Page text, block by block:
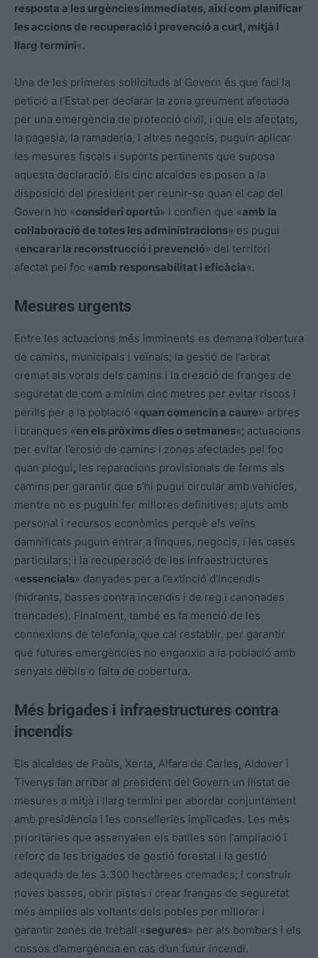
resposta a les urgències immediates, així com planificar
les accions de recuperació i prevenció a curt, mitjà i
llarg termini«.
Una de les primeres sol·licituds al Govern és que faci la
petició a l’Estat per declarar la zona greument afectada
per una emergència de protecció civil, i que els afectats,
la pagesia, la ramaderia, i altres negocis, puguin aplicar
les mesures fiscals i suports pertinents que suposa
aquesta declaració. Els cinc alcaldes es posen a la
disposició del president per reunir-se quan el cap del
Govern ho «consideri oportú» i confien que «amb la
col·laboració de totes les administracions» es pugui
«encarar la reconstrucció i prevenció» del territori
afectat pel foc «amb responsabilitat i eficàcia«.
Mesures urgents
Entre les actuacions més imminents es demana l’obertura
de camins, municipals i veïnals; la gestió de l’arbrat
cremat als vorals dels camins i la creació de franges de
seguretat de com a mínim cinc metres per evitar riscos i
perills per a la població «quan comencin a caure» arbres
i branques «en els pròxims dies o setmanes«; actuacions
per evitar l’erosió de camins i zones afectades pel foc
quan plogui; les reparacions provisionals de ferms als
camins per garantir que s’hi pugui circular amb vehicles,
mentre no es puguin fer millores definitives; ajuts amb
personal i recursos econòmics perquè els veïns
damnificats puguin entrar a finques, negocis, i les cases
particulars; i la recuperació de les infraestructures
«essencials» danyades per a l’extinció d’incendis
(hidrants, basses contra incendis i de reg i canonades
trencades). Finalment, també es fa menció de les
connexions de telefonia, que cal restablir, per garantir
que futures emergències no enganxin a la població amb
senyals dèbils o falta de cobertura.
Més brigades i infraestructures contra
incendis
Els alcaldes de Paüls, Xerta, Alfara de Carles, Aldover i
Tivenys fan arribar al president del Govern un llistat de
mesures a mitjà i llarg termini per abordar conjuntament
amb presidència i les conselleries implicades. Les més
prioritàries que assenyalen els batlles són l’ampliació i
reforç de les brigades de gestió forestal i la gestió
adequada de les 3.300 hectàrees cremades; i construir
noves basses, obrir pistes i crear franges de seguretat
més àmplies als voltants dels pobles per millorar i
garantir zones de treball «segures» per als bombers i els
cossos d’emergència en cas d’un futur incendi.